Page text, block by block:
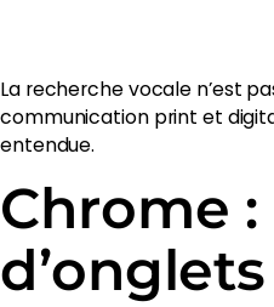
La recherche vocale n’est
communication print et
entendue.
Chrome
d’onglets